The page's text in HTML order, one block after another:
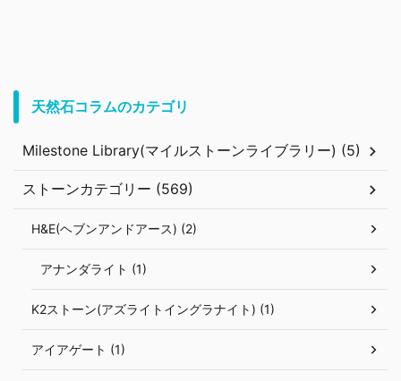
天然石コラムのカテゴリ
Milestone Library(マイルストーンライブラリー) (5)
ストーンカテゴリー (569)
H&E(ヘブンアンドアース) (2)
アナンダライト (1)
K2ストーン(アズライトイングラナイト) (1)
アイアゲート (1)